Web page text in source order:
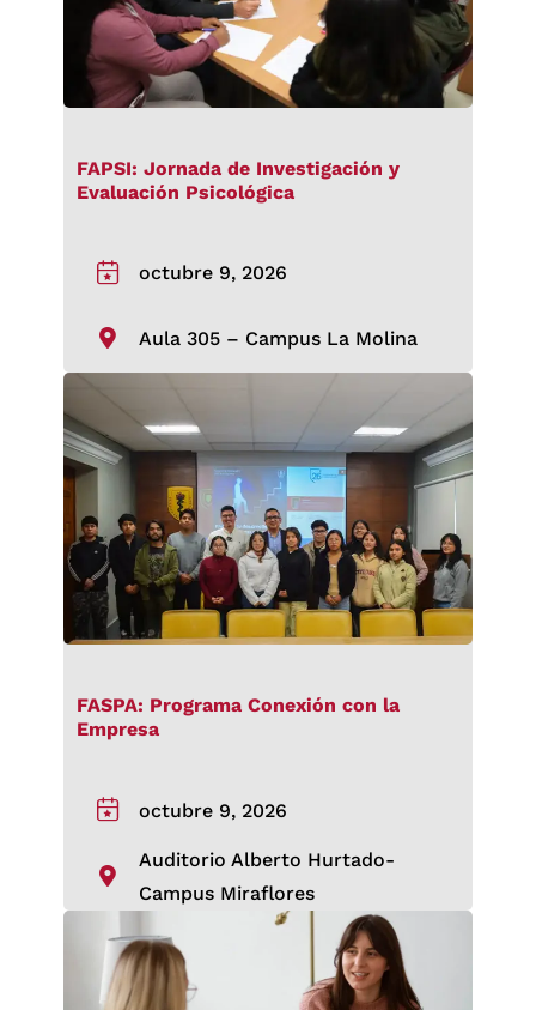
FAPSI: Jornada de Investigación y
Evaluación Psicológica
octubre 9, 2026
Aula 305 – Campus La Molina
FASPA: Programa Conexión con la
Empresa
octubre 9, 2026
Auditorio Alberto Hurtado-
Campus Miraflores